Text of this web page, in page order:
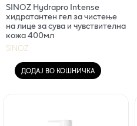
SINOZ Hydrapro Intense
хидратантен гел за чистење
на лице за сува и чувствителна
кожа 400мл
SINOZ
ДОДАЈ ВО КОШНИЧКА